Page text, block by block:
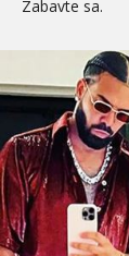
Zabavte sa.